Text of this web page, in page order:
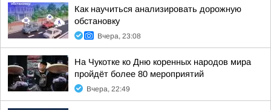
Как научиться анализировать дорожную
обстановку
Вчера, 23:08
На Чукотке ко Дню коренных народов мира
пройдёт более 80 мероприятий
Вчера, 22:49